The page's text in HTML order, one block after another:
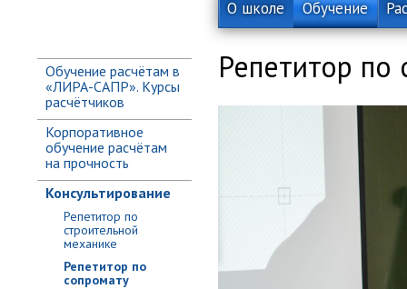
Обучение расчётам в
«ЛИРА-САПР». Курсы
расчётчиков
Корпоративное
обучение расчётам
на прочность
Консультирование
Репетитор по
строительной
механике
Репетитор по
сопромату
О школе Обучение
Репетитор по